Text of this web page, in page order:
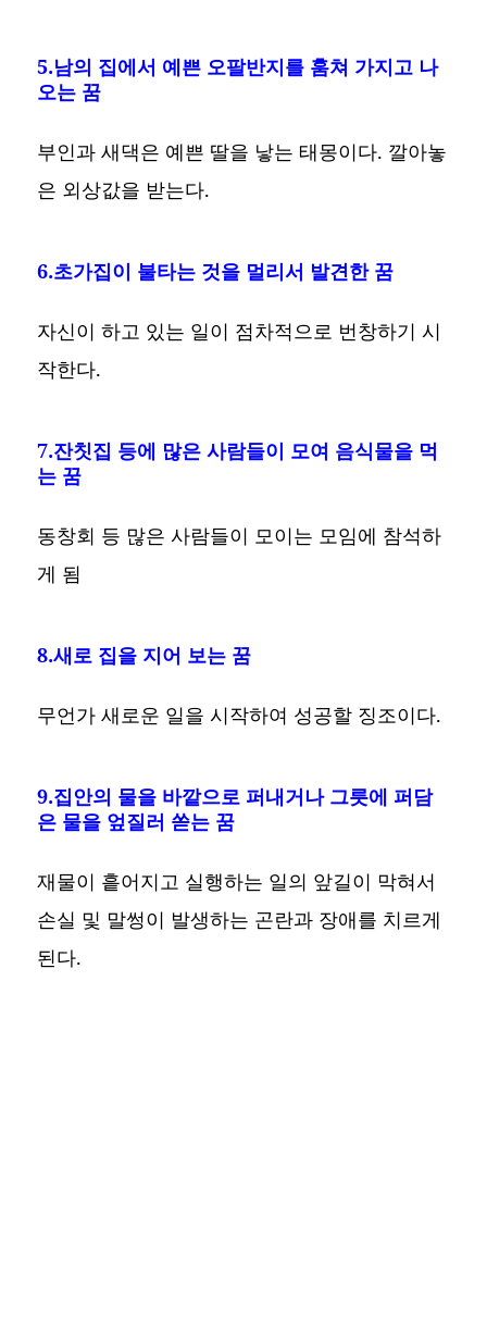
5.남의 집에서 예쁜 오팔반지를 훔쳐 가지고 나
오는 꿈
부인과 새댁은 예쁜 딸을 낳는 태몽이다. 깔아놓
은 외상값을 받는다.
6.초가집이 불타는 것을 멀리서 발견한 꿈
자신이 하고 있는 일이 점차적으로 번창하기 시
작한다.
7.잔칫집 등에 많은 사람들이 모여 음식물을 먹
는 꿈
동창회 등 많은 사람들이 모이는 모임에 참석하
게 됨
8.새로 집을 지어 보는 꿈
무언가 새로운 일을 시작하여 성공할 징조이다.
9.집안의 물을 바깥으로 퍼내거나 그릇에 퍼담
은 물을 엎질러 쏟는 꿈
재물이 흩어지고 실행하는 일의 앞길이 막혀서
손실 및 말썽이 발생하는 곤란과 장애를 치르게
된다.